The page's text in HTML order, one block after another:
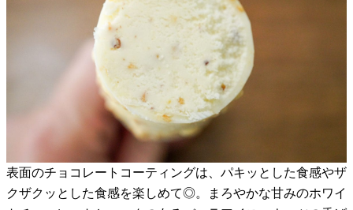
表面のチョコレートコーティングは、パキッとした食感やザ
クザクッとした食感を楽しめて◎。まろやかな甘みのホワイ